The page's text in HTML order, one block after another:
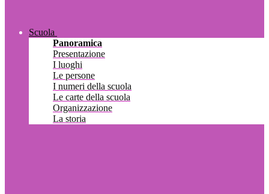
Scuola
Panoramica
Presentazione
I luoghi
Le persone
I numeri della scuola
Le carte della scuola
Organizzazione
La storia